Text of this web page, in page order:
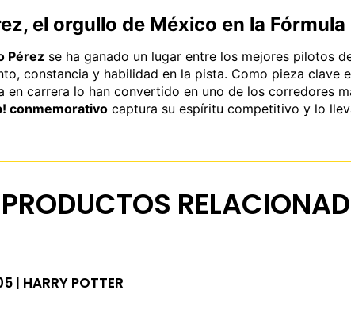
el orgullo de México en la Fórmula
Pérez se ha ganado un lugar entre los mejores pilotos
constancia y habilidad en la pista. Como pieza clave
en carrera lo han convertido en uno de los corredores
conmemorativo captura su espíritu competitivo y lo
PRODUCTOS
| HARRY POTTER